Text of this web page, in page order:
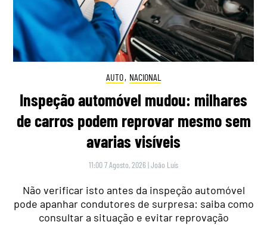
AUTO, NACIONAL
Inspeção automóvel mudou: milhares
de carros podem reprovar mesmo sem
avarias visíveis
11:00 7 Agosto, 2026 |João Luís
Não verificar isto antes da inspeção automóvel
pode apanhar condutores de surpresa: saiba como
consultar a situação e evitar reprovação